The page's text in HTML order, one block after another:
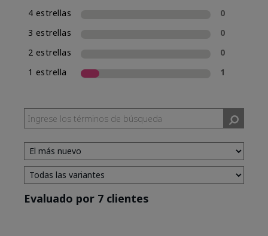
4 estrellas
0
3 estrellas
0
2 estrellas
0
1 estrella
1
Evaluado por 7 clientes